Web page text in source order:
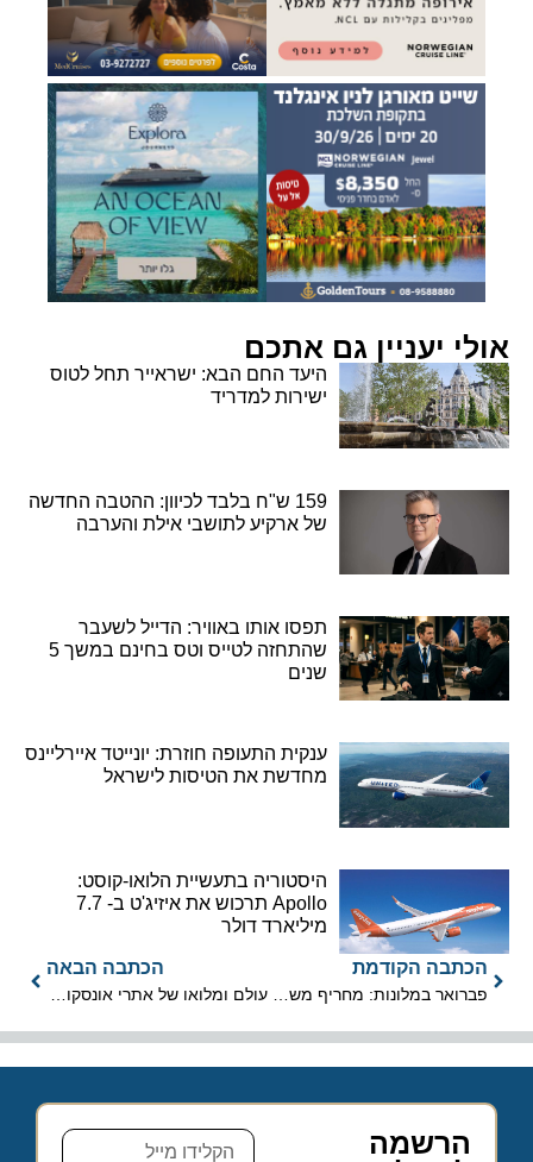
אולי יעניין גם אתכם
היעד החם הבא: ישראייר תחל לטוס
ישירות למדריד
159 ש"ח בלבד לכיוון: ההטבה החדשה
של ארקיע לתושבי אילת והערבה
תפסו אותו באוויר: הדייל לשעבר
שהתחזה לטייס וטס בחינם במשך 5
שנים
ענקית התעופה חוזרת: יונייטד איירליינס
מחדשת את הטיסות לישראל
היסטוריה בתעשיית הלואו-קוסט:
Apollo תרכוש את איזיג'ט ב- 7.7
מיליארד דולר
הכתבה הקודמת הכתבה הבאה
הרשמה